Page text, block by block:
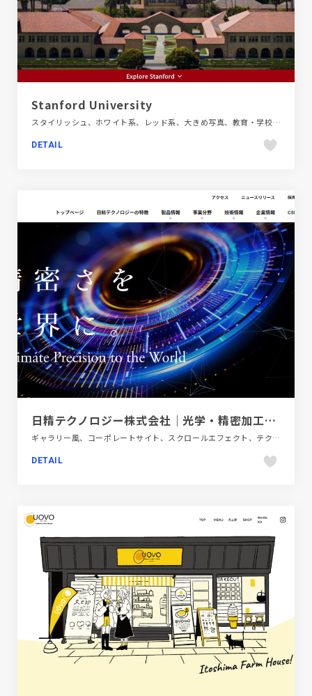
Stanford University
スタイリッシュ、ホワイト系、レッド系、大きめ写真、教育・学校、施設・店舗サイト、海外サイト
DETAIL
日精テクノロジー株式会社｜光学・精密加工技術で神戸から世界へ。
ギャラリー風、コーポレートサイト、スクロールエフェクト、テクノロジー・サイエンス、フラットデザイン、ブルー系、ホワイト系、モーション多め、大きめ写真
DETAIL